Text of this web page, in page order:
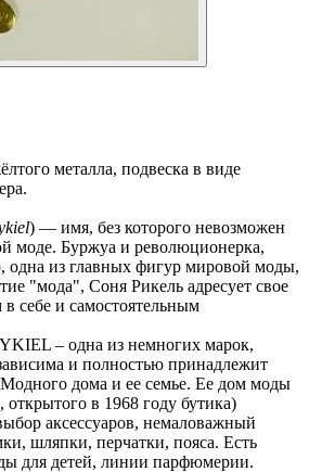
металла, подвеска в виде
) — имя, без которого невозможен
моде. Буржуа и революционерка,
одна из главных фигур мировой моды,
"мода", Соня Рикель адресует свое
себе и самостоятельным
– одна из немногих марок,
и полностью принадлежит
Модного дома и ее семье. Ее дом моды
в 1968 году бутика)
аксессуаров, немаловажный
шляпки, перчатки, пояса. Есть
для детей, линии парфюмерии.